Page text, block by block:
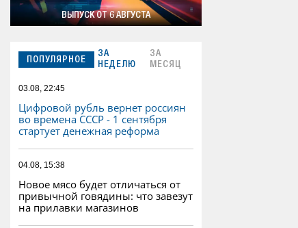
ВЫПУСК ОТ 6 АВГУСТА
ПОПУЛЯРНОЕ
ЗА
НЕДЕЛЮ
ЗА
МЕСЯЦ
03.08, 22:45
Цифровой рубль вернет россиян
во времена СССР - 1 сентября
стартует денежная реформа
04.08, 15:38
Новое мясо будет отличаться от
привычной говядины: что завезут
на прилавки магазинов